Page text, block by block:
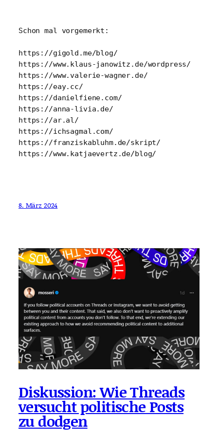
Schon mal vorgemerkt:
https://gigold.me/blog/
https://www.klaus-janowitz.de/wordpress/
https://www.valerie-wagner.de/
https://eay.cc/
https://danielfiene.com/
https://anna-livia.de/
https://ar.al/
https://ichsagmal.com/
https://franziskabluhm.de/skript/
https://www.katjaevertz.de/blog/
8. März 2024
Diskussion: Wie Threads
versucht politische Posts
zu dodgen